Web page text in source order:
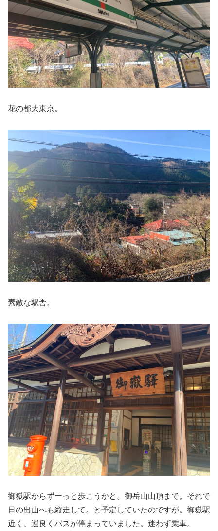
花の都大東京。
素敵な駅舎。
御嶽駅からずーっと歩こうかと。御岳山山頂まで。それで
日の出山へも縦走して。と予定していたのですが。御嶽駅
近く、運良くバスが停まっていました。迷わず乗車。